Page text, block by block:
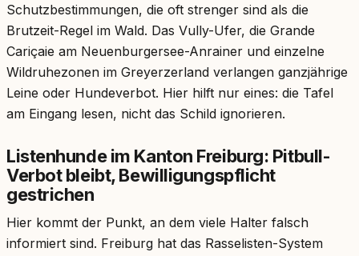
Schutzbestimmungen, die oft strenger sind als die
Brutzeit-Regel im Wald. Das Vully-Ufer, die Grande
Cariçaie am Neuenburgersee-Anrainer und einzelne
Wildruhezonen im Greyerzerland verlangen ganzjährige
Leine oder Hundeverbot. Hier hilft nur eines: die Tafel
am Eingang lesen, nicht das Schild ignorieren.
Listenhunde im Kanton Freiburg: Pitbull-
Verbot bleibt, Bewilligungspflicht
gestrichen
Hier kommt der Punkt, an dem viele Halter falsch
informiert sind. Freiburg hat das Rasselisten-System